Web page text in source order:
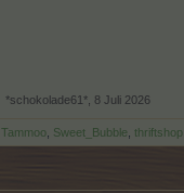
*schokolade61* 8 Juli 2026
Tammoo Sweet_Bubble thriftshop